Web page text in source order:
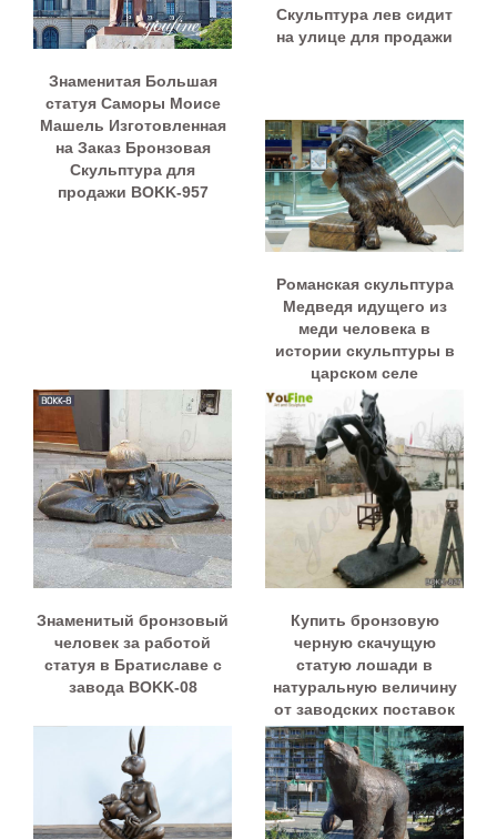
Знаменитая Большая
статуя Саморы Моисе
Машель Изготовленная
на Заказ Бронзовая
Скульптура для
продажи BOKK-957
Скульптура лев сидит
на улице для продажи
Романская скульптура
Медведя идущего из
меди человека в
истории скульптуры в
царском селе
Знаменитый бронзовый
человек за работой
статуя в Братиславе с
завода BOKK-08
Купить бронзовую
черную скачущую
статую лошади в
натуральную величину
от заводских поставок
BOKK-827